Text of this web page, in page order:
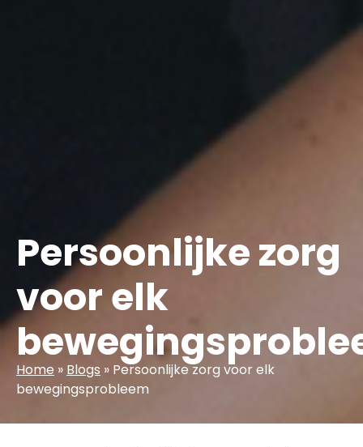
Persoonlijke zorg
voor elk
Home » Blogs » Persoonlijke zorg voor elk
bewegingsprobleem